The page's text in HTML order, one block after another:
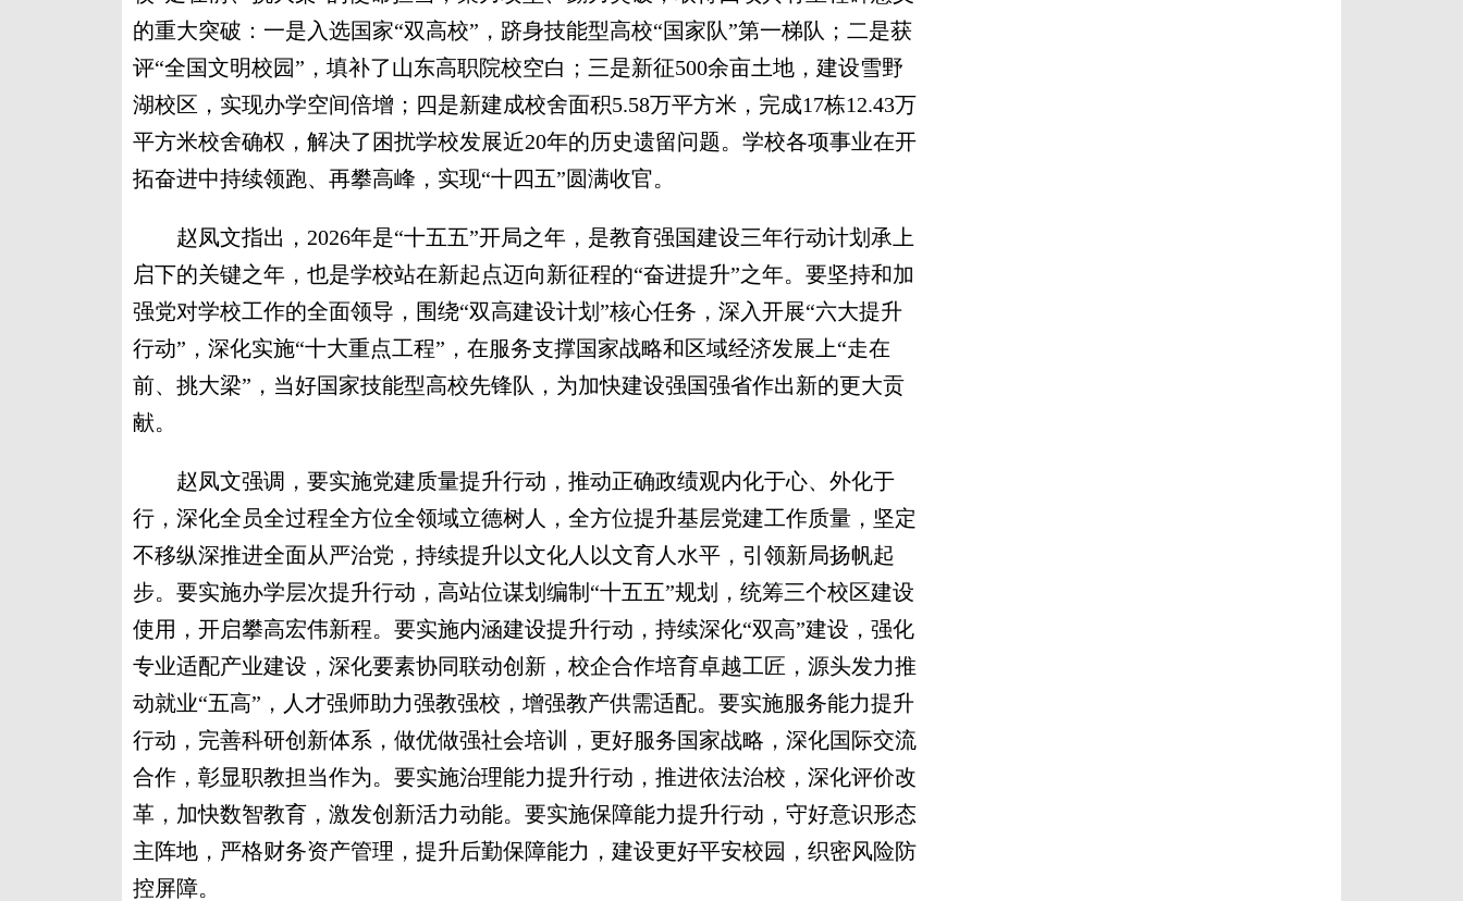
的重大突破：一是入选国家“双高校”，跻身技能型高校“国家队”第一梯队；二是获
评“全国文明校园”，填补了山东高职院校空白；三是新征500余亩土地，建设雪野
湖校区，实现办学空间倍增；四是新建成校舍面积5.58万平方米，完成17栋12.43万
平方米校舍确权，解决了困扰学校发展近20年的历史遗留问题。学校各项事业在开
拓奋进中持续领跑、再攀高峰，实现“十四五”圆满收官。
赵凤文指出，2026年是“十五五”开局之年，是教育强国建设三年行动计划承上
启下的关键之年，也是学校站在新起点迈向新征程的“奋进提升”之年。要坚持和加
强党对学校工作的全面领导，围绕“双高建设计划”核心任务，深入开展“六大提升
行动”，深化实施“十大重点工程”，在服务支撑国家战略和区域经济发展上“走在
前、挑大梁”，当好国家技能型高校先锋队，为加快建设强国强省作出新的更大贡
献。
赵凤文强调，要实施党建质量提升行动，推动正确政绩观内化于心、外化于
行，深化全员全过程全方位全领域立德树人，全方位提升基层党建工作质量，坚定
不移纵深推进全面从严治党，持续提升以文化人以文育人水平，引领新局扬帆起
步。要实施办学层次提升行动，高站位谋划编制“十五五”规划，统筹三个校区建设
使用，开启攀高宏伟新程。要实施内涵建设提升行动，持续深化“双高”建设，强化
专业适配产业建设，深化要素协同联动创新，校企合作培育卓越工匠，源头发力推
动就业“五高”，人才强师助力强教强校，增强教产供需适配。要实施服务能力提升
行动，完善科研创新体系，做优做强社会培训，更好服务国家战略，深化国际交流
合作，彰显职教担当作为。要实施治理能力提升行动，推进依法治校，深化评价改
革，加快数智教育，激发创新活力动能。要实施保障能力提升行动，守好意识形态
主阵地，严格财务资产管理，提升后勤保障能力，建设更好平安校园，织密风险防
控屏障。